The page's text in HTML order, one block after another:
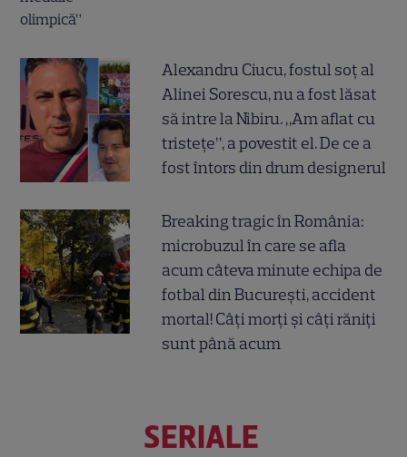
Alexandru Ciucu, fostul soț al
Alinei Sorescu, nu a fost lăsat
să intre la Nibiru. „Am aflat cu
tristețe”, a povestit el. De ce a
fost întors din drum designerul
Breaking tragic în România:
microbuzul în care se afla
acum câteva minute echipa de
fotbal din București, accident
mortal! Câți morți și câți răniți
sunt până acum
SERIALE